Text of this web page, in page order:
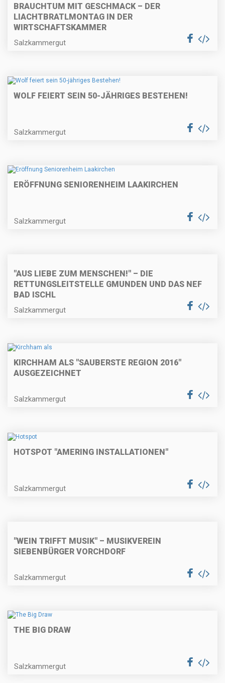
BRAUCHTUM MIT GESCHMACK – DER
LIACHTBRATLMONTAG IN DER
WIRTSCHAFTSKAMMER
Salzkammergut
WOLF FEIERT SEIN 50-JÄHRIGES BESTEHEN!
Salzkammergut
ERÖFFNUNG SENIORENHEIM LAAKIRCHEN
Salzkammergut
"AUS LIEBE ZUM MENSCHEN!" – DIE
RETTUNGSLEITSTELLE GMUNDEN UND DAS NEF
BAD ISCHL
Salzkammergut
KIRCHHAM ALS "SAUBERSTE REGION 2016"
AUSGEZEICHNET
Salzkammergut
HOTSPOT "AMERING INSTALLATIONEN"
Salzkammergut
"WEIN TRIFFT MUSIK" – MUSIKVEREIN
SIEBENBÜRGER VORCHDORF
Salzkammergut
THE BIG DRAW
Salzkammergut